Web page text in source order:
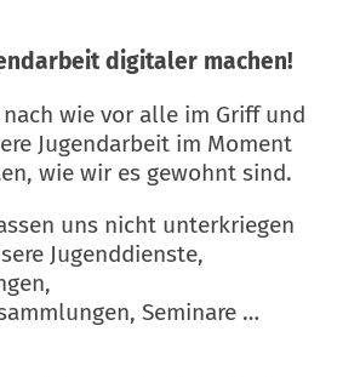
digitaler machen!
wie vor alle im Griff und
Jugendarbeit im Moment
wie wir es gewohnt sind.
uns nicht unterkriegen
Jugenddienste,
Seminare …